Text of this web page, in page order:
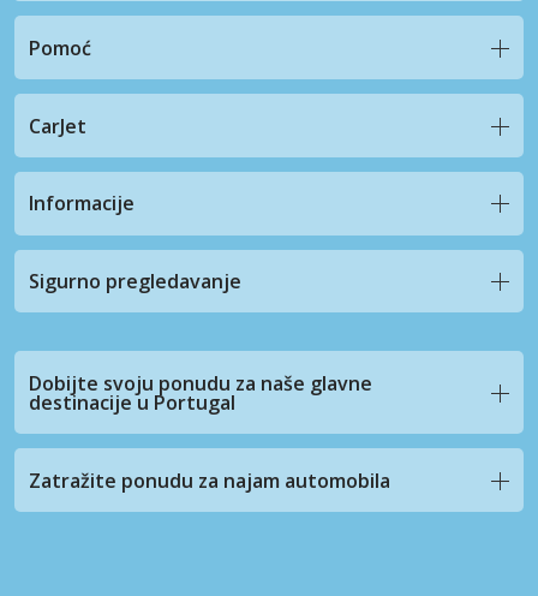
Pomoć
CarJet
Informacije
Sigurno pregledavanje
Dobijte svoju ponudu za naše glavne
destinacije u Portugal
Zatražite ponudu za najam automobila